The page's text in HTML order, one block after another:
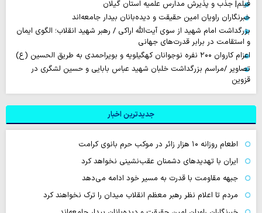
فیلم| جذب و پذیرش مدارس علمیه استان گیلان
خبرنگاران راویان امین حقیقت و دیده‌بانان بیدار جامعه‌اند
بزرگداشت امام شهید از سوی آیت‌الله اراکی / رهبر شهید انقلاب؛ الگوی ایمان
و استقامت در برابر قدرت‌های جهانی
اعزام کاروان ۲۰۰ نفره نوجوانان کهگیلویه و بویراحمدی به طریق الحسین (ع)
تصاویر /مراسم بزرگداشت خلبان شهید عباس بابایی و حسین لشگری در
قزوین
جدیدترین اخبار
اطعام روزانه ۱۰ هزار زائر در موکب حرم بانوی کرامت
ایران با تهدیدهای دشمنان عقب‌نشینی نخواهد کرد
جبهه مقاومت با قدرت به مسیر خود ادامه می‌دهد
مردم تا اعلام نظر رهبر معظم انقلاب میدان را ترک نخواهند کرد